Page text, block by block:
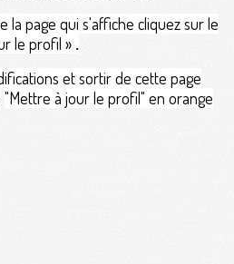
la page qui s'affiche cliquez sur le
le profil » .
et sortir de cette page
"Mettre à jour le profil" en orange